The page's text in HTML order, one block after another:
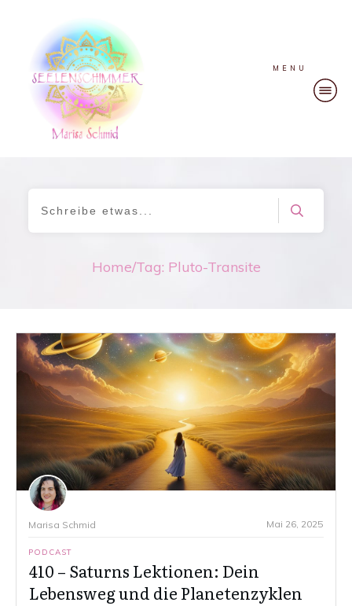
MENU
Home/Tag: Pluto-Transite
Marisa Schmid Mai 26, 2025
PODCAST
410 – Saturns Lektionen: Dein
Lebensweg und die Planetenzyklen